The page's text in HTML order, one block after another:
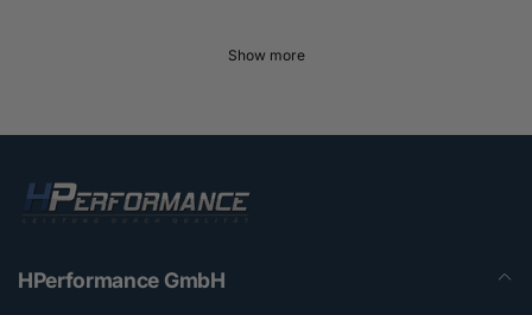
Show more
HPerformance GmbH